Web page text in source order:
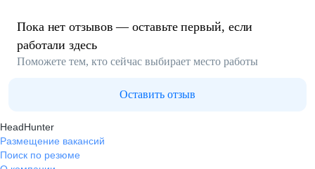
Пока нет отзывов — оставьте первый, если
работали здесь
Поможете тем, кто сейчас выбирает место работы
Оставить отзыв
HeadHunter
Размещение вакансий
Поиск по резюме